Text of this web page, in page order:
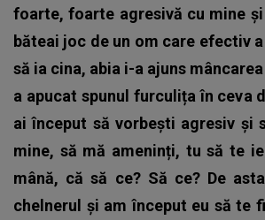
foarte, foarte agresivă cu mine
băteai joc de un om care efectiv
să ia cina, abia i-a ajuns
a apucat spunul furculița în ceva
ai început să vorbești agresiv și
mine, să mă ameninți, tu să te
mână, că să ce? Să ce? De
chelnerul și am început eu să te